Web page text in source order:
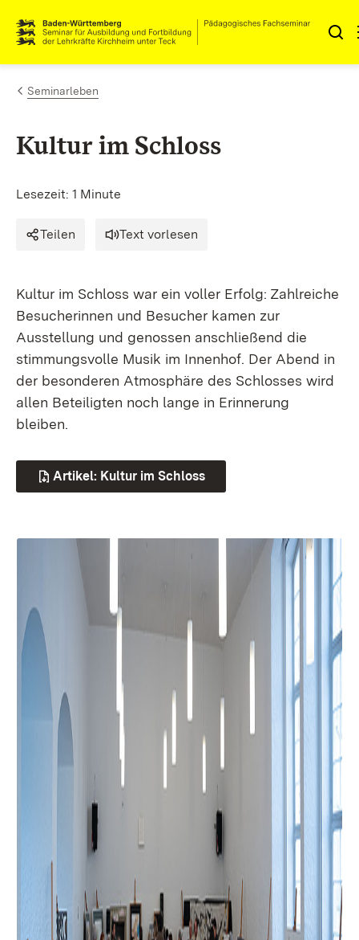
Zum Inhalt springen
Link zur Startseite
Seminarleben
Kultur im Schloss
Lesezeit: 1 Minute
Teilen Text vorlesen
Kultur im Schloss war ein voller Erfolg: Zahlreiche
Besucherinnen und Besucher kamen zur
Ausstellung und genossen anschließend die
stimmungsvolle Musik im Innenhof. Der Abend in
der besonderen Atmosphäre des Schlosses wird
allen Beteiligten noch lange in Erinnerung
bleiben.
Artikel: Kultur im Schloss